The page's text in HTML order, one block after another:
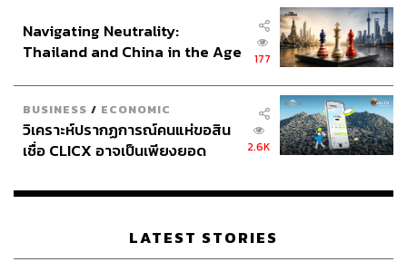
Navigating Neutrality:
Thailand and China in the Age
177
BUSINESS / ECONOMIC
วิเคราะห์ปรากฏการณ์คนแห่ขอสิน
เชื่อ CLICX อาจเป็นเพียงยอด
เรือนไทยที่ถูกซุกไว้
2.6K
LATEST STORIES